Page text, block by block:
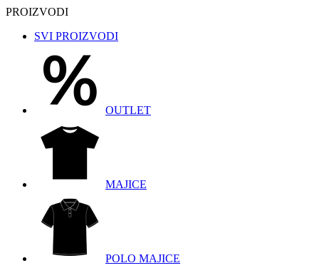
PROIZVODI
SVI PROIZVODI
OUTLET
MAJICE
POLO MAJICE